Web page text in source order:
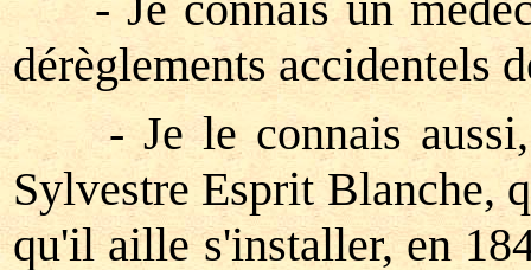
dérèglements accidentels
- Je le connais aussi,
Sylvestre Esprit Blanche,
qu'il aille s'installer, en